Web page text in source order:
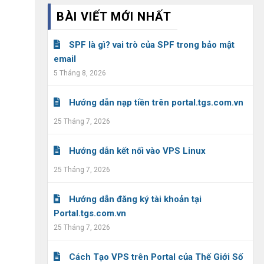
BÀI VIẾT MỚI NHẤT
SPF là gì? vai trò của SPF trong bảo mật
email
5 Tháng 8, 2026
Hướng dẫn nạp tiền trên portal.tgs.com.vn
25 Tháng 7, 2026
Hướng dẫn kết nối vào VPS Linux
25 Tháng 7, 2026
Hướng dẫn đăng ký tài khoản tại
Portal.tgs.com.vn
25 Tháng 7, 2026
Cách Tạo VPS trên Portal của Thế Giới Số